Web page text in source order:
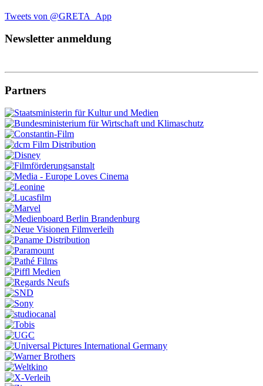
Tweets von @GRETA_App
Newsletter anmeldung
Partners